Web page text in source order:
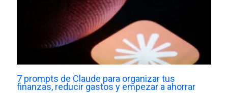
7 prompts de Claude para organizar tus
finanzas, reducir gastos y empezar a ahorrar